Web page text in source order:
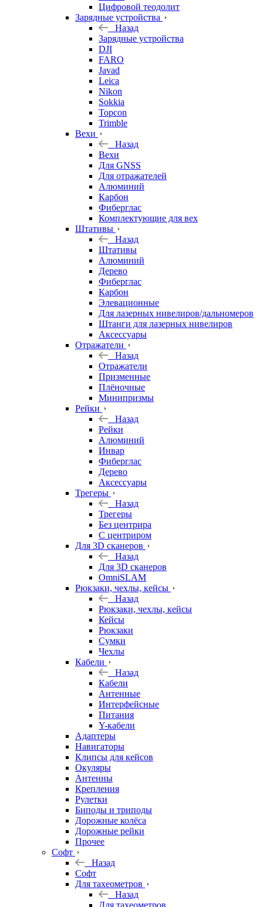
Цифровой теодолит
Зарядные устройства
Назад
Зарядные устройства
DJI
FARO
Javad
Leica
Nikon
Sokkia
Topcon
Trimble
Вехи
Назад
Вехи
Для GNSS
Для отражателей
Алюминий
Карбон
Фиберглас
Комплектующие для вех
Штативы
Назад
Штативы
Алюминий
Дерево
Фиберглас
Карбон
Элевационные
Для лазерных нивелиров/дальномеров
Штанги для лазерных нивелиров
Аксессуары
Отражатели
Назад
Отражатели
Призменные
Плёночные
Минипризмы
Рейки
Назад
Рейки
Алюминий
Инвар
Фиберглас
Дерево
Аксессуары
Трегеры
Назад
Трегеры
Без центрира
С центриром
Для 3D сканеров
Назад
Для 3D сканеров
OmniSLAM
Рюкзаки, чехлы, кейсы
Назад
Рюкзаки, чехлы, кейсы
Кейсы
Рюкзаки
Сумки
Чехлы
Кабели
Назад
Кабели
Антенные
Интерфейсные
Питания
Y-кабели
Адаптеры
Навигаторы
Клипсы для кейсов
Окуляры
Антенны
Крепления
Рулетки
Биподы и триподы
Дорожные колёса
Дорожные рейки
Прочее
Софт
Назад
Софт
Для тахеометров
Назад
Для тахеометров